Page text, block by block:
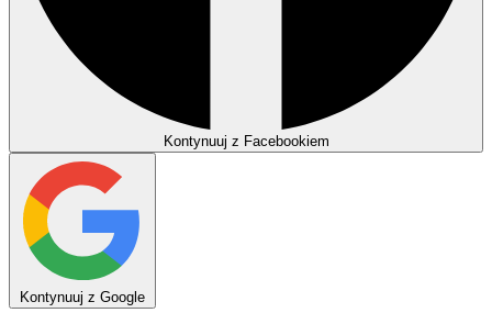
Kontynuuj z Facebookiem
Kontynuuj z Google